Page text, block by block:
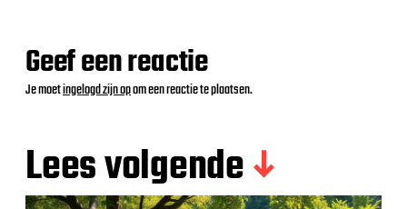
Geef een reactie
Je moetingelogd zijn opom een reactie te plaatsen.
Lees volgende